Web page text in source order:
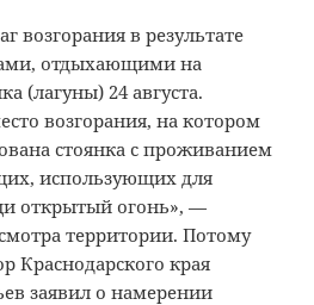
возгорания в результате
отдыхающими на
(лагуны) 24 августа.
возгорания, на котором
стоянка с проживанием
использующих для
открытый огонь», —
территории. Потому
Краснодарского края
заявил о намерении